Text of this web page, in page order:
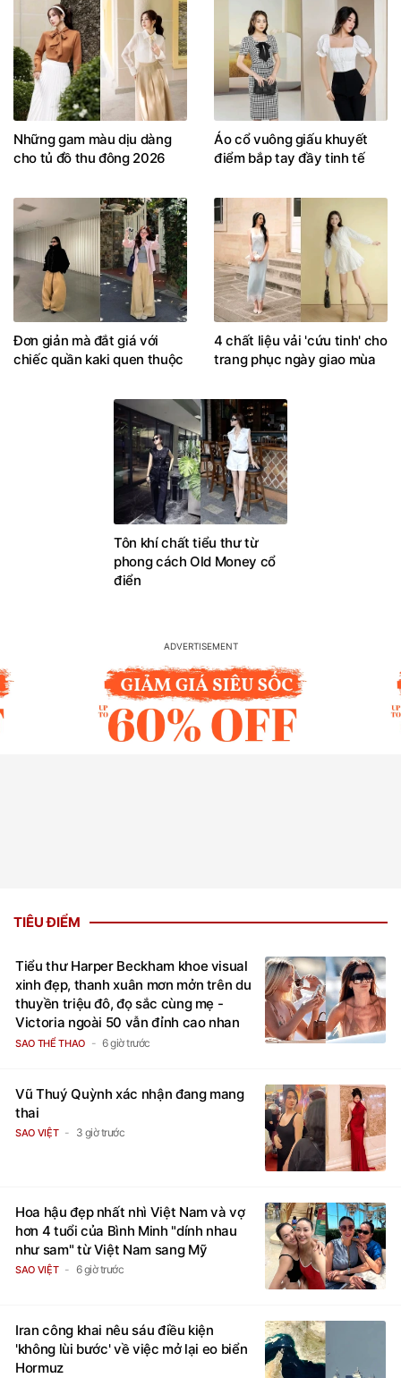
Những gam màu dịu dàng
cho tủ đồ thu đông 2026
Áo cổ vuông giấu khuyết
điểm bắp tay đầy tinh tế
Đơn giản mà đắt giá với
chiếc quần kaki quen thuộc
4 chất liệu vải 'cứu tinh' cho
trang phục ngày giao mùa
Tôn khí chất tiểu thư từ
phong cách Old Money cổ
điển
TIÊU ĐIỂM
Tiểu thư Harper Beckham khoe visual
xinh đẹp, thanh xuân mơn mởn trên du
thuyền triệu đô, đọ sắc cùng mẹ -
Victoria ngoài 50 vẫn đỉnh cao nhan
sắc
SAO THỂ THAO 6 giờ trước
Vũ Thuý Quỳnh xác nhận đang mang
thai
SAO VIỆT 3 giờ trước
Hoa hậu đẹp nhất nhì Việt Nam và vợ
hơn 4 tuổi của Bình Minh "dính nhau
như sam" từ Việt Nam sang Mỹ
SAO VIỆT 6 giờ trước
Iran công khai nêu sáu điều kiện
'không lùi bước' về việc mở lại eo biển
Hormuz